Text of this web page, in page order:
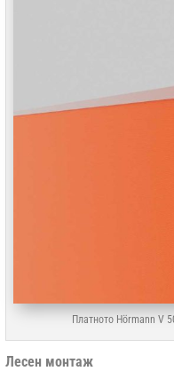
Платното Hörmann V
Лесен монтаж